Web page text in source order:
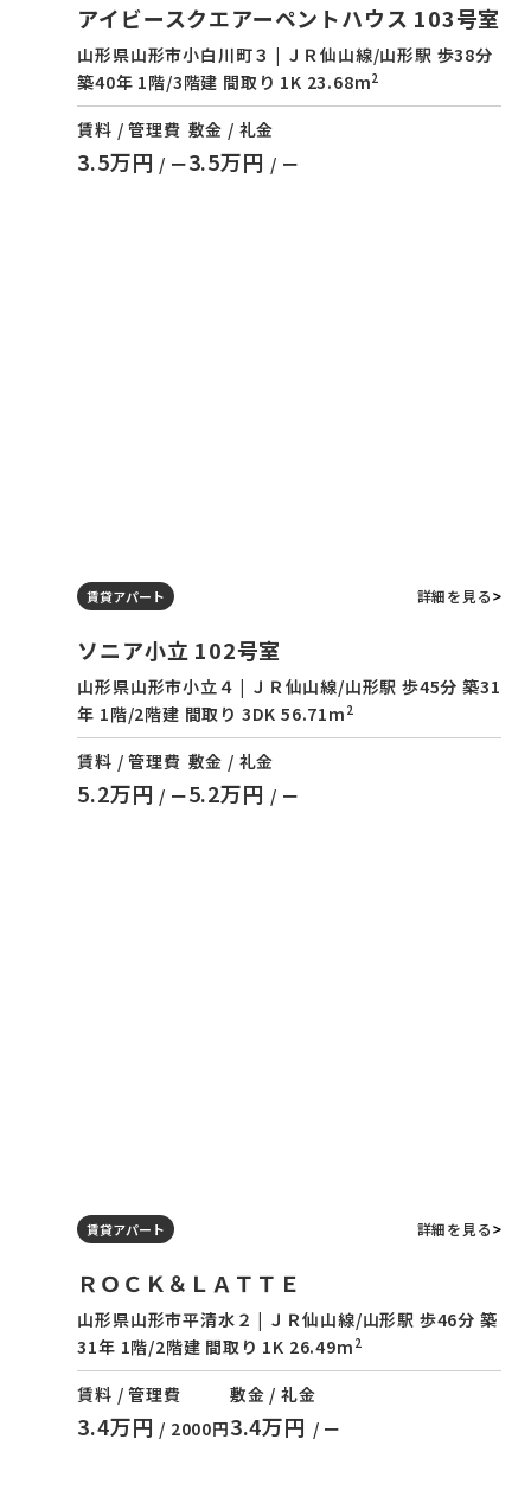
アイビースクエアーペントハウス 103号室
山形県山形市小白川町３ | ＪＲ仙山線/山形駅 歩38分
築40年 1階/3階建 間取り 1K 23.68m2
賃料 / 管理費
3.5万円 / ー
敷金 / 礼金
3.5万円 / ー
賃貸アパート 詳細を見る
ソニア小立 102号室
山形県山形市小立４ | ＪＲ仙山線/山形駅 歩45分 築31
年 1階/2階建 間取り 3DK 56.71m 2
賃料 / 管理費
5.2万円 / ー
敷金 / 礼金
5.2万円 / ー
賃貸アパート 詳細を見る
ＲＯＣＫ＆ＬＡＴＴＥ
山形県山形市平清水２ | ＪＲ仙山線/山形駅 歩46分 築
31年 1階/2階建 間取り 1K 26.49m 2
賃料 / 管理費
3.4万円 / 2000円
敷金 / 礼金
3.4万円 / ー